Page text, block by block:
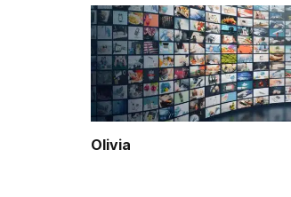
Olivia